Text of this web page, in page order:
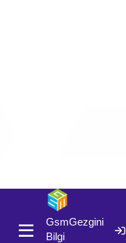
GsmGezgini
Bilgi